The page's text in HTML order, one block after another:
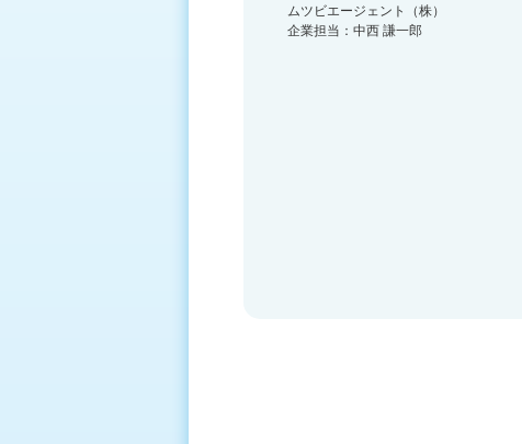
ムツビエージェント（株）
企業担当：中西 謙一郎